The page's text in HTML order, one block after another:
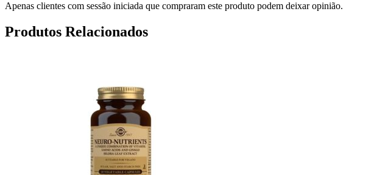
Apenas clientes com sessão iniciada que compraram este produto podem deixar opinião.
Produtos Relacionados